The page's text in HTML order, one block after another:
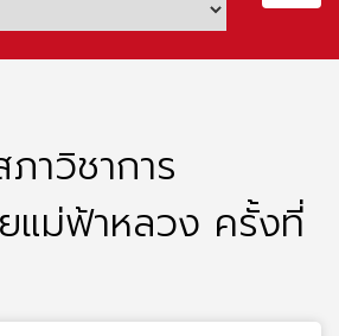
าวิชาการ
แม่ฟ้าหลวง ครั้งที่